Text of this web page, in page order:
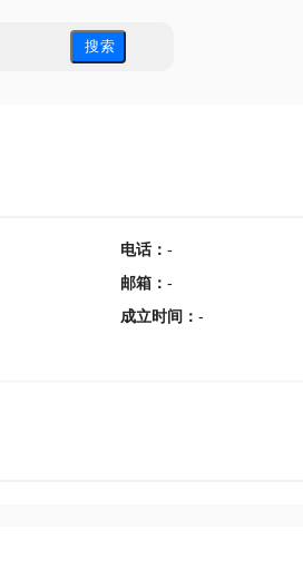
搜 索
电话： -
邮箱 ： -
成立时间 ： -